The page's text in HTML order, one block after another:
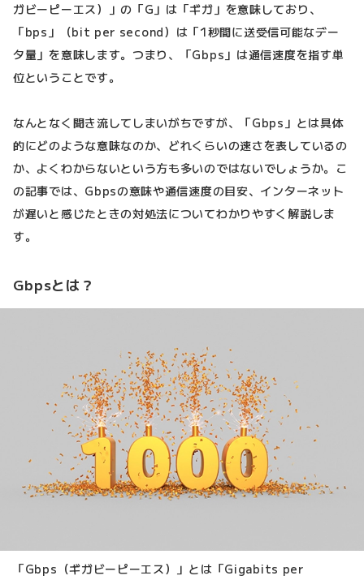
ガビーピーエス）」の「G」は「ギガ」を意味しており、
「bps」（bit per second）は「1秒間に送受信可能なデー
タ量」を意味します。つまり、「Gbps」は通信速度を指す単
位ということです。
なんとなく聞き流してしまいがちですが、「Gbps」とは具体
的にどのような意味なのか、どれくらいの速さを表しているの
か、よくわからないという方も多いのではないでしょうか。こ
の記事では、Gbpsの意味や通信速度の目安、インターネット
が遅いと感じたときの対処法についてわかりやすく解説しま
す。
Gbpsとは？
「Gbps（ギガビーピーエス）」とは「Gigabits per